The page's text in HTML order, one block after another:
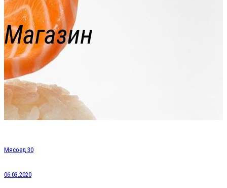
Магазин
Мясоед 30
06.03.2020